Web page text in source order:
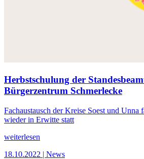
Herbstschulung der
Bürgerzentrum Schmerlecke
Fachaustausch der Kreise Soest und Unna
wieder in Erwitte statt
weiterlesen
18.10.2022 | News